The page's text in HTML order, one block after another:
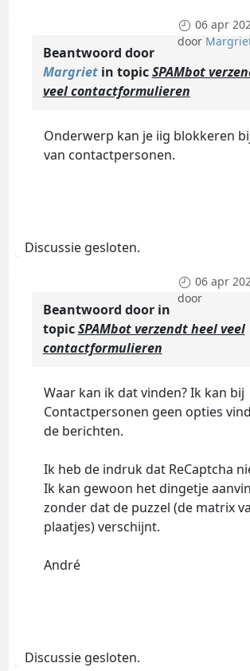
06 apr
door
Beantwoord door
Margrietin topicSPAMbot
veel contactformulieren
Onderwerp kan je iig blokkeren
van contactpersonen.
Discussie gesloten.
06 apr
door
Beantwoord door in
topicSPAMbot verzendt heel veel
contactformulieren
Waar kan ik dat vinden? Ik kan bij
Contactpersonen geen opties
de berichten.
Ik heb de indruk dat ReCaptcha
Ik kan gewoon het dingetje
zonder dat de puzzel (de matrix
plaatjes) verschijnt.
André
Discussie gesloten.